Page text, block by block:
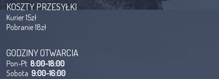
KOSZTY PRZESYŁKI
Kurier 15zł
Pobranie 18zł
GODZINY OTWARCIA
Pon-Pt8:00-18:00
Sobota9:00-16:00